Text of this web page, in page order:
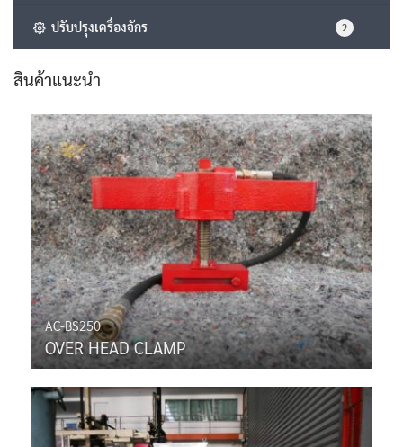
ปรับปรุงเครื่องจักร 2
สินค้าแนะนำ
AC-BS250
OVER HEAD CLAMP